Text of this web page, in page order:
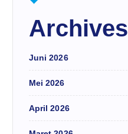
Archives
Juni 2026
Mei 2026
April 2026